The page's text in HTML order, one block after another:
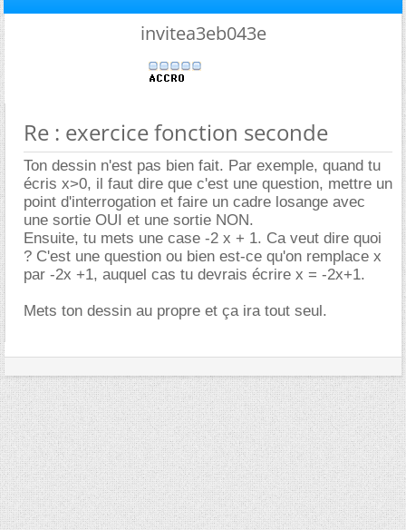
invitea3eb043e
Re : exercice fonction seconde
Ton dessin n'est pas bien fait. Par exemple, quand tu
écris x>0, il faut dire que c'est une question, mettre un
point d'interrogation et faire un cadre losange avec
une sortie OUI et une sortie NON.
Ensuite, tu mets une case -2 x + 1. Ca veut dire quoi
? C'est une question ou bien est-ce qu'on remplace x
par -2x +1, auquel cas tu devrais écrire x = -2x+1.
Mets ton dessin au propre et ça ira tout seul.